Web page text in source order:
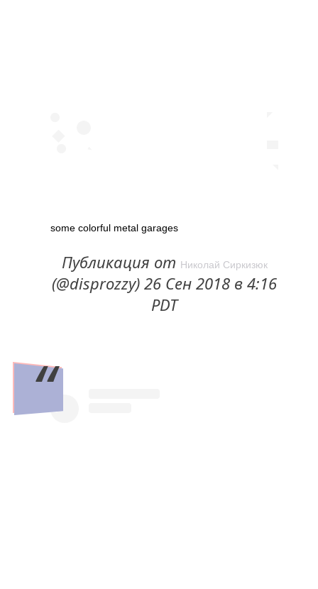
some colorful metal garages
Публикация от Николай Сиркизюк
(@disprozzy) 26 Сен 2018 в 4:16
PDT